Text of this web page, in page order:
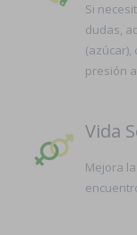
Si
dudas,
presión
Vida
Mejora